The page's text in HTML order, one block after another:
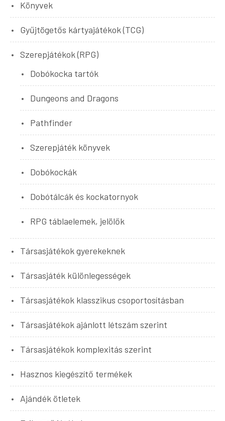
Könyvek
Gyűjtögetős kártyajátékok (TCG)
Szerepjátékok (RPG)
Dobókocka tartók
Dungeons and Dragons
Pathfinder
Szerepjáték könyvek
Dobókockák
Dobótálcák és kockatornyok
RPG táblaelemek, jelölők
Társasjátékok gyerekeknek
Társasjáték különlegességek
Társasjátékok klasszikus csoportosításban
Társasjátékok ajánlott létszám szerint
Társasjátékok komplexitás szerint
Hasznos kiegészítő termékek
Ajándék ötletek